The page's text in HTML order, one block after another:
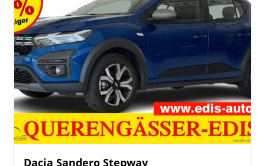
Dacia Sandero Stepway